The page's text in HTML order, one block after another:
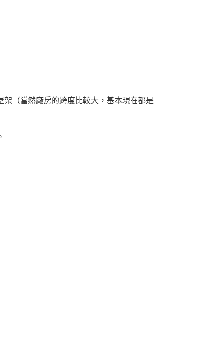
（當然廠房的跨度比較大，基本現在都是